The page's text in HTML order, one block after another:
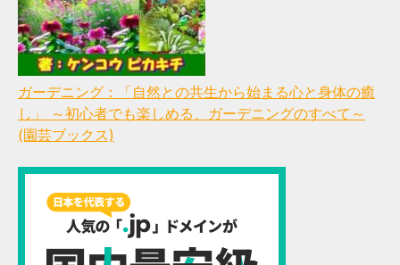
ガーデニング：「自然との共生から始まる心と身体の癒
し」 ～初心者でも楽しめる、ガーデニングのすべて～
(園芸ブックス)